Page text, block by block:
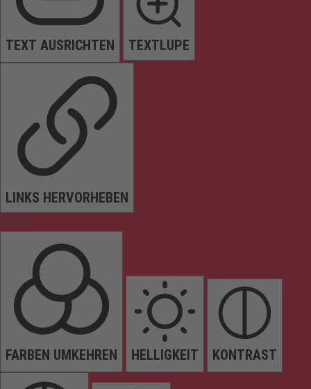
TEXT AUSRICHTEN TEXTLUPE
LINKS HERVORHEBEN
Farben
FARBEN UMKEHREN HELLIGKEIT KONTRAST